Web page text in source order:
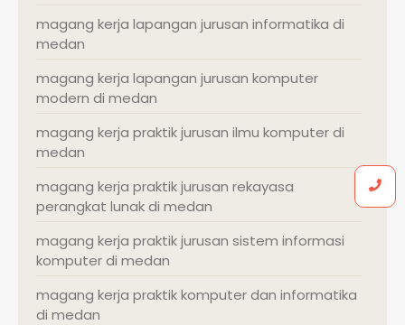
magang kerja lapangan jurusan informatika di
medan
magang kerja lapangan jurusan komputer
modern di medan
magang kerja praktik jurusan ilmu komputer di
medan
magang kerja praktik jurusan rekayasa
perangkat lunak di medan
magang kerja praktik jurusan sistem informasi
komputer di medan
magang kerja praktik komputer dan informatika
di medan